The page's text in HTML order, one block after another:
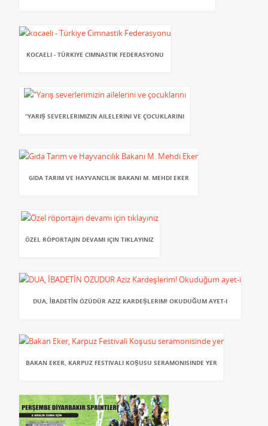
KOCAELI - TÜRKIYE CIMNASTIK FEDERASYONU
“YARIŞ SEVERLERIMIZIN AILELERINI VE ÇOCUKLARINI
GIDA TARIM VE HAYVANCILIK BAKANI M. MEHDI EKER
ÖZEL RÖPORTAJIN DEVAMI IÇIN TIKLAYINIZ
DUA, İBADETİN ÖZÜDÜR AZIZ KARDEŞLERIM! OKUDUĞUM AYET-I
BAKAN EKER, KARPUZ FESTIVALI KOŞUSU SERAMONISINDE YER